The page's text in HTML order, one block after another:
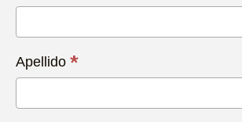
con
Hoy
Apellido *